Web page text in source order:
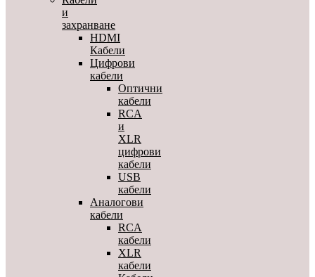
и
захранване
HDMI
Кабели
Цифрови
кабели
Оптични
кабели
RCA
и
XLR
цифрови
кабели
USB
кабели
Аналогови
кабели
RCA
кабели
XLR
кабели